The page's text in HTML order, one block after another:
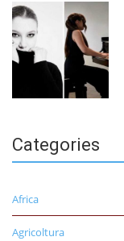
Categories
Africa
Agricoltura